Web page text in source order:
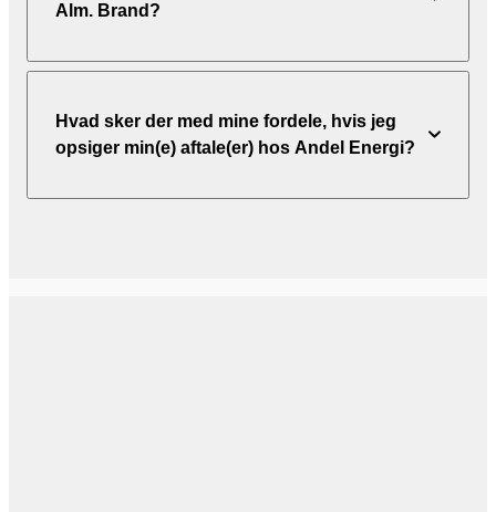
Alm. Brand?
Hvad sker der med mine fordele, hvis jeg
opsiger min(e) aftale(er) hos Andel Energi?